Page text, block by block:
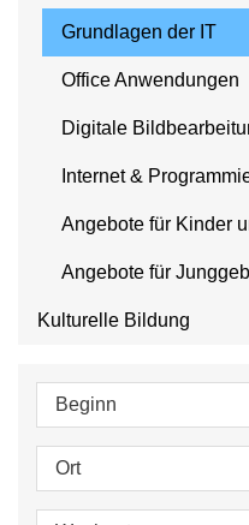
Grundlagen der IT
Office Anwendungen
Digitale
Internet &
Angebote für Kinder
Angebote für
Kulturelle Bildung
Beginn
Ort